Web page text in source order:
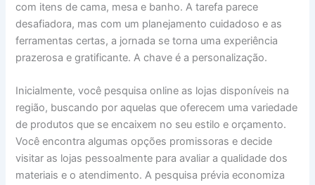
com itens de cama, mesa e banho. A tarefa parece
desafiadora, mas com um planejamento cuidadoso e as
ferramentas certas, a jornada se torna uma experiência
prazerosa e gratificante. A chave é a personalização.
Inicialmente, você pesquisa online as lojas disponíveis na
região, buscando por aquelas que oferecem uma variedade
de produtos que se encaixem no seu estilo e orçamento.
Você encontra algumas opções promissoras e decide
visitar as lojas pessoalmente para avaliar a qualidade dos
materiais e o atendimento. A pesquisa prévia economiza